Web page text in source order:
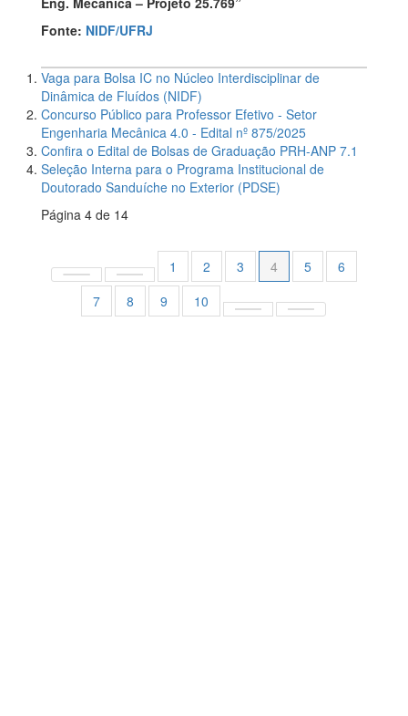
Fonte: NIDF/UFRJ
Vaga para Bolsa IC no Núcleo Interdisciplinar de
Dinâmica de Fluídos (NIDF)
Concurso Público para Professor Efetivo - Setor
Engenharia Mecânica 4.0 - Edital nº 875/2025
Confira o Edital de Bolsas de Graduação PRH-ANP 7.1
Seleção Interna para o Programa Institucional de
Doutorado Sanduíche no Exterior (PDSE)
Página 4 de 14
1 2 3 4 5
6
7
8 9 10